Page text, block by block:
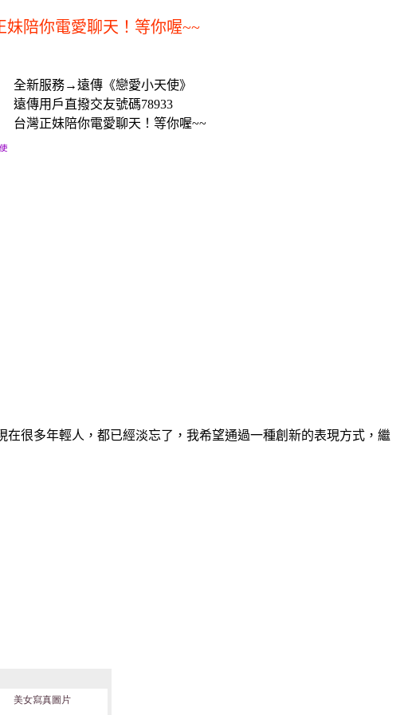
陪你電愛聊天！等你喔~~
全新服務→遠傳《戀愛小天使》
遠傳用戶直撥交友號碼78933
台灣正妹陪你電愛聊天！等你喔~~
很多年輕人，都已經淡忘了，我希望通過一種創新的表現方式，繼